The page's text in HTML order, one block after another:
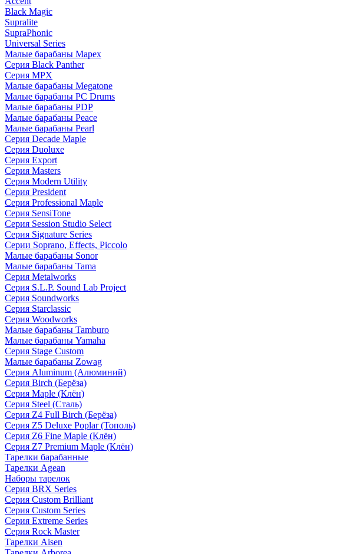
Black Magic
Supralite
SupraPhonic
Universal Series
Малые барабаны Mapex
Серия Black Panther
Серия MPX
Малые барабаны Megatone
Малые барабаны PC Drums
Малые барабаны PDP
Малые барабаны Peace
Малые барабаны Pearl
Серия Decade Maple
Серия Duoluxe
Серия Export
Серия Masters
Серия Modern Utility
Серия President
Серия Professional Maple
Серия SensiTone
Серия Session Studio Select
Серия Signature Series
Серии Soprano, Effects, Piccolo
Малые барабаны Sonor
Малые барабаны Tama
Серия Metalworks
Серия S.L.P. Sound Lab Project
Серия Soundworks
Серия Starclassic
Серия Woodworks
Малые барабаны Tamburo
Малые барабаны Yamaha
Серия Stage Custom
Малые барабаны Zowag
Серия Aluminum (Алюминий)
Серия Birch (Берёза)
Серия Maple (Клён)
Серия Steel (Сталь)
Серия Z4 Full Birch (Берёза)
Серия Z5 Deluxe Poplar (Тополь)
Серия Z6 Fine Maple (Клён)
Серия Z7 Premium Maple (Клён)
Тарелки барабанные
Тарелки Agean
Наборы тарелок
Серия BRX Series
Серия Custom Brilliant
Серия Custom Series
Серия Extreme Series
Серия Rock Master
Тарелки Aisen